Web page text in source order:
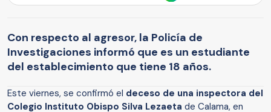
Con respecto al agresor, la Policía de
Investigaciones informó que es un estudiante
del establecimiento que tiene 18 años.
Este viernes, se confirmó el deceso de una inspectora del
Colegio Instituto Obispo Silva Lezaeta de Calama, en